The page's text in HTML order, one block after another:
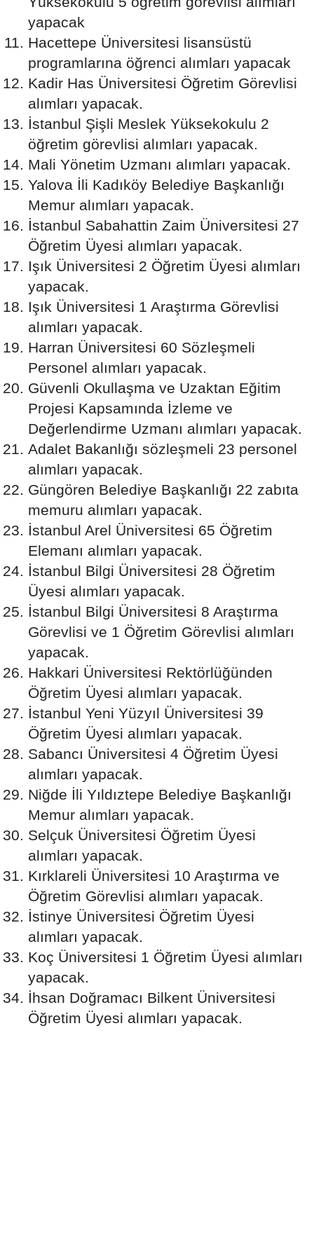
yapacak
Hacettepe Üniversitesi lisansüstü
programlarına öğrenci alımları yapacak
Kadir Has Üniversitesi Öğretim Görevlisi
alımları yapacak.
İstanbul Şişli Meslek Yüksekokulu 2
öğretim görevlisi alımları yapacak.
Mali Yönetim Uzmanı alımları yapacak.
Yalova İli Kadıköy Belediye Başkanlığı
Memur alımları yapacak.
İstanbul Sabahattin Zaim Üniversitesi 27
Öğretim Üyesi alımları yapacak.
Işık Üniversitesi 2 Öğretim Üyesi alımları
yapacak.
Işık Üniversitesi 1 Araştırma Görevlisi
alımları yapacak.
Harran Üniversitesi 60 Sözleşmeli
Personel alımları yapacak.
Güvenli Okullaşma ve Uzaktan Eğitim
Projesi Kapsamında İzleme ve
Değerlendirme Uzmanı alımları yapacak.
Adalet Bakanlığı sözleşmeli 23 personel
alımları yapacak.
Güngören Belediye Başkanlığı 22 zabıta
memuru alımları yapacak.
İstanbul Arel Üniversitesi 65 Öğretim
Elemanı alımları yapacak.
İstanbul Bilgi Üniversitesi 28 Öğretim
Üyesi alımları yapacak.
İstanbul Bilgi Üniversitesi 8 Araştırma
Görevlisi ve 1 Öğretim Görevlisi alımları
yapacak.
Hakkari Üniversitesi Rektörlüğünden
Öğretim Üyesi alımları yapacak.
İstanbul Yeni Yüzyıl Üniversitesi 39
Öğretim Üyesi alımları yapacak.
Sabancı Üniversitesi 4 Öğretim Üyesi
alımları yapacak.
Niğde İli Yıldıztepe Belediye Başkanlığı
Memur alımları yapacak.
Selçuk Üniversitesi Öğretim Üyesi
alımları yapacak.
Kırklareli Üniversitesi 10 Araştırma ve
Öğretim Görevlisi alımları yapacak.
İstinye Üniversitesi Öğretim Üyesi
alımları yapacak.
Koç Üniversitesi 1 Öğretim Üyesi alımları
yapacak.
İhsan Doğramacı Bilkent Üniversitesi
Öğretim Üyesi alımları yapacak.